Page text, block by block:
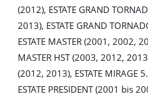
(2012), ESTATE GRAND
2013), ESTATE GRAND
ESTATE MASTER (2001, 2002,
MASTER HST (2003, 2012,
(2012, 2013), ESTATE MIRAGE
ESTATE PRESIDENT (2001 bis